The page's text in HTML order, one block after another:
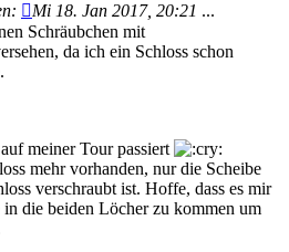
Mi 18. Jan 2017, 20:21 ...
Schräubchen mit
da ich ein Schloss schon
meiner Tour passiert
mehr vorhanden, nur die Scheibe
verschraubt ist. Hoffe, dass es mir
die beiden Löcher zu kommen um